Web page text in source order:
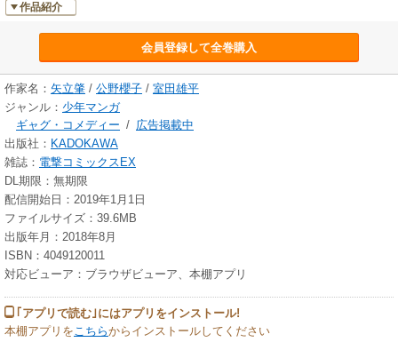
作品紹介
会員登録して全巻購入
作家名： 矢立肇 / 公野櫻子 / 室田雄平
ジャンル： 少年マンガ
ギャグ・コメディー / 広告掲載中
出版社： KADOKAWA
雑誌： 電撃コミックスEX
DL期限：無期限
配信開始日：2019年1月1日
ファイルサイズ：39.6MB
出版年月：2018年8月
ISBN：4049120011
対応ビューア：ブラウザビューア、本棚アプリ
｢アプリで読む｣にはアプリをインストール!
本棚アプリを こちらからインストールしてください